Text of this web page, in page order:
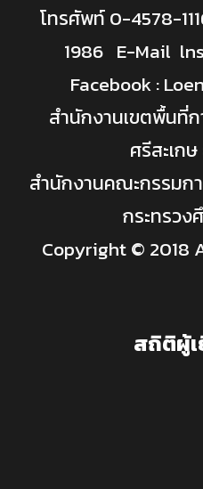
โทรศัพท์ 0-4578-
1986 E-Mail
Facebook :
สำนักงานเขตพื้นที่
ศรีสะเก
สำนักงานคณะกรรมก
กระทรวง
Copyright © 2018
สถิติผู้